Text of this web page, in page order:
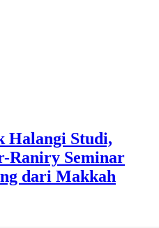
Halangi Studi,
Raniry Seminar
dari Makkah